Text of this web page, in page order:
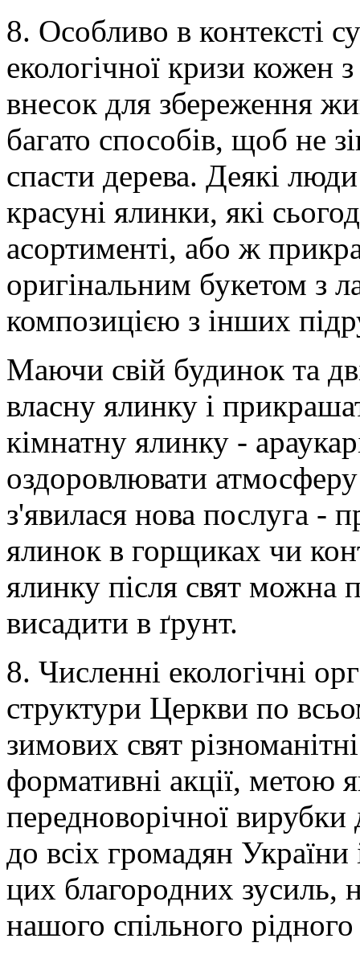
8. Особливо в контексті
екологічної кризи кожен
внесок для збереження
багато способів, щоб не
спасти дерева. Деякі
красуні ялинки, які
асортименті, або ж
оригінальним букетом з
композицією з інших
Маючи свій будинок та
власну ялинку і
кімнатну ялинку -
оздоровлювати
з'явилася нова послуга -
ялинок в горщиках чи
ялинку після свят можна
висадити в ґрунт.
8. Численні екологічні
структури Церкви по
зимових свят
формативні акції, метою
передноворічної
до всіх громадян
цих благородних зусиль,
нашого спільного